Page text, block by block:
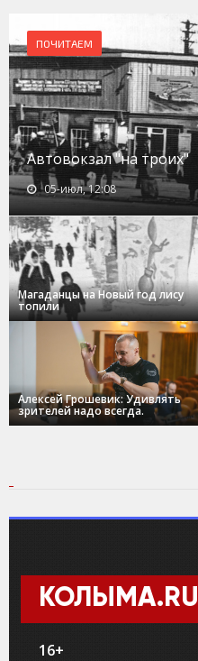
ПОЧИТАЕМ
Автовокзал "на троих"
05-июл, 12:08
Магаданцы на Новый год лису
топили
Алексей Грошевик: Удивлять
зрителей надо всегда.
КОЛЫМА.RU
16+